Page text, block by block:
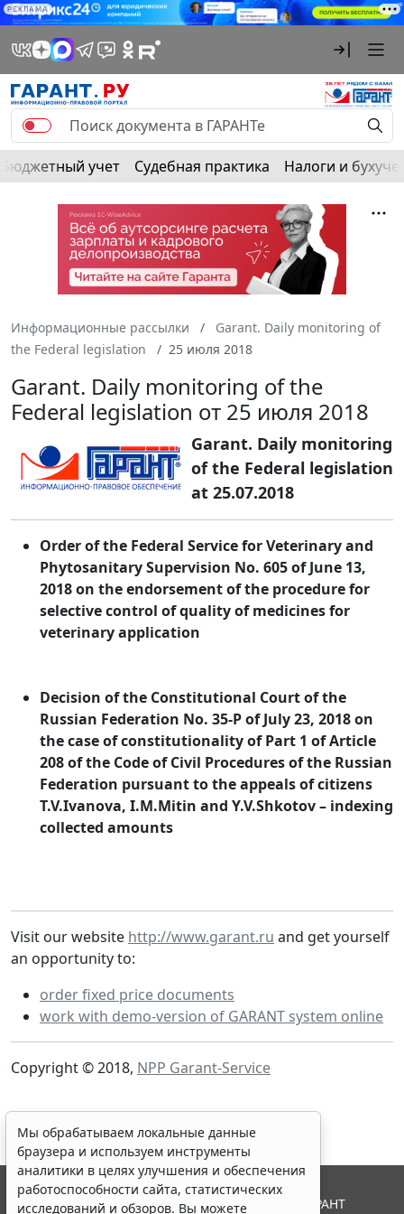
РЕКЛАМА
Бюджетный учет Судебная практика Налоги и
Информационные рассылки
Garant. Daily monitoring of
the Federal legislation
25 июля 2018
Garant. Daily monitoring of the
Federal legislation от 25 июля 2018
Garant. Daily monitoring
of the Federal legislation
at 25.07.2018
Order of the Federal Service for Veterinary and
Phytosanitary Supervision No. 605 of June 13,
2018 on the endorsement of the procedure for
selective control of quality of medicines for
veterinary application
Decision of the Constitutional Court of the
Russian Federation No. 35-P of July 23, 2018 on
the case of constitutionality of Part 1 of Article
208 of the Code of Civil Procedures of the Russian
Federation pursuant to the appeals of citizens
T.V.Ivanova, I.M.Mitin and Y.V.Shkotov – indexing
collected amounts
Visit our website http://www.garant.ru and get yourself
an opportunity to:
order fixed price documents
work with demo-version of GARANT system online
Copyright © 2018, NPP Garant-Service
Мы обрабатываем локальные данные
браузера и используем инструменты
аналитики в целях улучшения и обеспечения
работоспособности сайта, статистических
исследований и обзоров. Вы можете
© ООО "НПП "ГАРАНТ-СЕРВИС", 2026. Система ГАРАНТ